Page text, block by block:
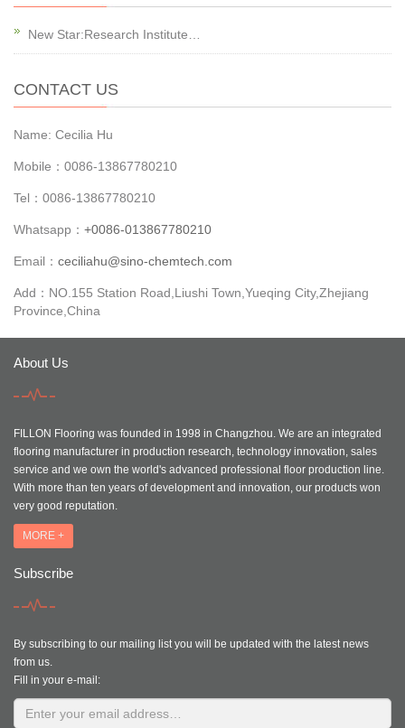
New Star:Research Institute…
CONTACT US
Name: Cecilia Hu
Mobile：0086-13867780210
Tel：0086-13867780210
Whatsapp： +0086-013867780210
Email： ceciliahu@sino-chemtech.com
Add：NO.155 Station Road,Liushi Town,Yueqing City,Zhejiang
Province,China
About Us
FILLON Flooring was founded in 1998 in Changzhou. We are an integrated
flooring manufacturer in production research, technology innovation, sales
service and we own the world's advanced professional floor production line.
With more than ten years of development and innovation, our products won
very good reputation.
MORE +
Subscribe
By subscribing to our mailing list you will be updated with the latest news
from us.
Fill in your e-mail: